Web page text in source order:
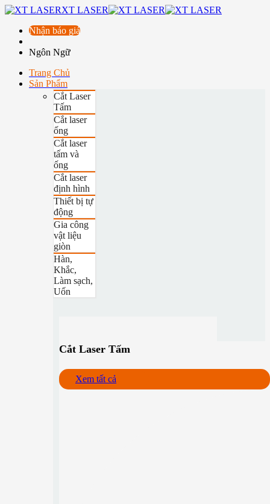
XT LASER
Nhận báo giá
Ngôn Ngữ
Trang Chủ
Sản Phẩm
Cắt Laser
Tấm
Cắt laser
ống
Cắt laser
tấm và
ống
Cắt laser
định hình
Thiết bị tự
động
Gia công
vật liệu
giòn
Hàn,
Khắc,
Làm sạch,
Uốn
Cắt Laser Tấm
Xem tất cả